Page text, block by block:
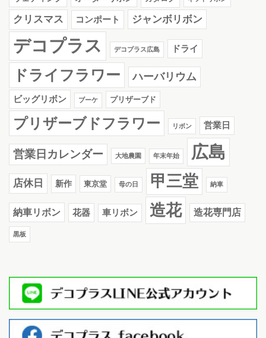
クリスマス コンポート ジャンボリボン
デコプラス デコプラス広島 ドライ
ドライフラワー ハーバリウム
ビッグリボン ブーケ プリザーブド
プリザーブドフラワー リボン 営業日
営業日カレンダー 大地農園 年末年始 広島
店休日 新作 東京堂 母の日 甲三堂 納車
納車リボン 花器 車リボン 造花 造花専門店
黒板